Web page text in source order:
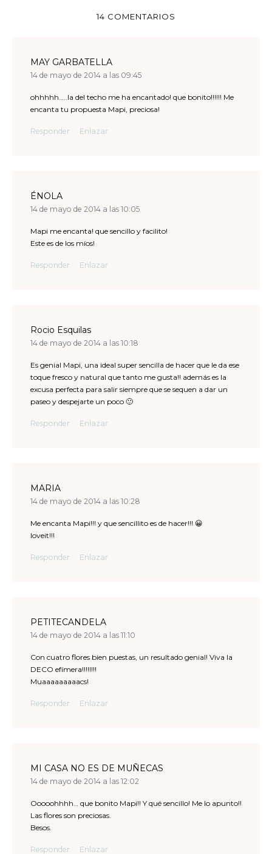
14 COMENTARIOS
MAY GARBATELLA
14 de mayo de 2014 a las 09:45
ohhhhh…..la del techo me ha encantado! que bonito!!!!!! Me
encanta tu propuesta Mapi, preciosa!
Responder Enlazar
ÉNOLA
14 de mayo de 2014 a las 10:05
Mapi me encanta! que sencillo y facilito!
Este es de los míos!
Responder Enlazar
Rocio Esquilas
14 de mayo de 2014 a las 10:18
Es genial Mapi, una ideal super sencilla de hacer que le da ese
toque fresco y natural que tanto me gusta!! además es la
excusa perfecta para salir siempre que se sequen a dar un
paseo y despejarte un poco 🙂
Responder Enlazar
MARIA
14 de mayo de 2014 a las 10:28
Me encanta Mapi!!! y que sencillito es de hacer!!! 😀
loveit!!!
Responder Enlazar
PETITECANDELA
14 de mayo de 2014 a las 11:10
Con cuatro flores bien puestas, un resultado genial! Viva la
DECO efímera!!!!!!!!
Muaaaaaaaaacs!
Responder Enlazar
MI CASA NO ES DE MUÑECAS
14 de mayo de 2014 a las 12:02
Ooooohhhh… que bonito Mapi!! Y qué sencillo! Me lo apunto!!
Las flores son preciosas.
Besos.
Responder Enlazar